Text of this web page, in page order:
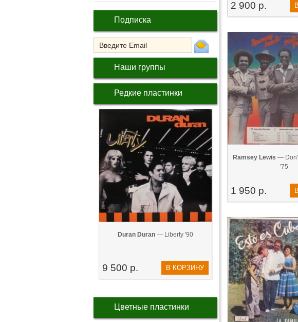
Подписка
Наши группы
Редкие пластинки
Duran Duran — Liberty '90
9 500 р. В КОРЗИНУ
Цветные пластинки
2 900 р.
Ramsey Lewis —
'75
1 950 р.